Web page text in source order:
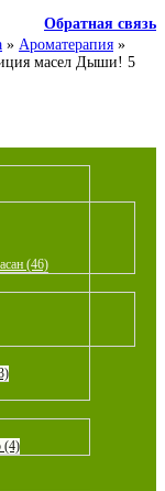
Обратная связь
» Ароматерапия »
масел Дыши! 5
(46)
(4)